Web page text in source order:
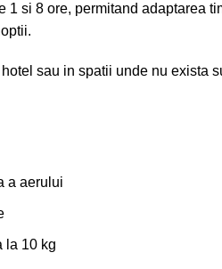
1 si 8 ore, permitand
sau in spatii unde nu exista
a aerului
la 10 kg